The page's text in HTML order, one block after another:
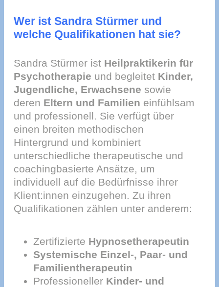
Wer ist Sandra Stürmer und
welche Qualifikationen hat sie?
Sandra Stürmer ist Heilpraktikerin für
Psychotherapie und begleitet Kinder,
Jugendliche, Erwachsene sowie
deren Eltern und Familien einfühlsam
und professionell. Sie verfügt über
einen breiten methodischen
Hintergrund und kombiniert
unterschiedliche therapeutische und
coachingbasierte Ansätze, um
individuell auf die Bedürfnisse ihrer
Klient:innen einzugehen. Zu ihren
Qualifikationen zählen unter anderem:
Zertifizierte Hypnosetherapeutin
Systemische Einzel-, Paar- und
Familientherapeutin
Professioneller Kinder- und